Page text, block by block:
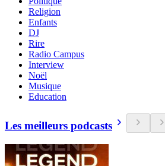
Religion
Enfants
DJ
Rire
Radio Campus
Interview
Noël
Musique
Education
Les meilleurs podcasts